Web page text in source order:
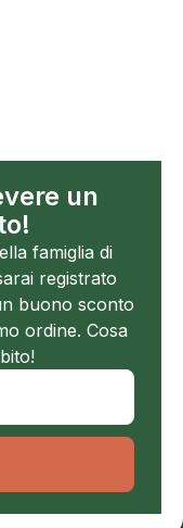
un
famiglia di
registrato
buono sconto
ordine. Cosa